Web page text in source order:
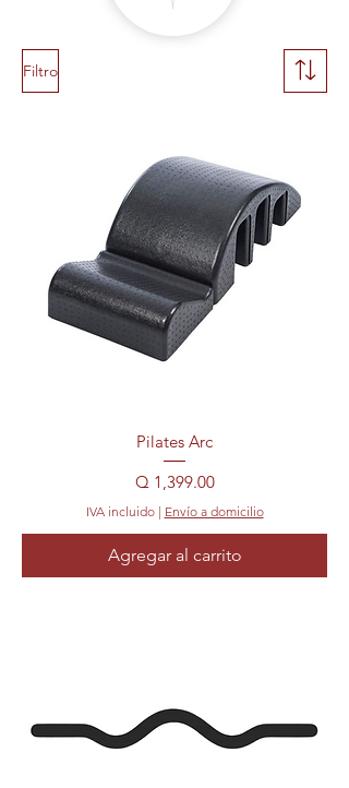
Filtro
Pilates Arc
Precio
Q 1,399.00
IVA incluido| Envío a domicilio
Agregar al carrito